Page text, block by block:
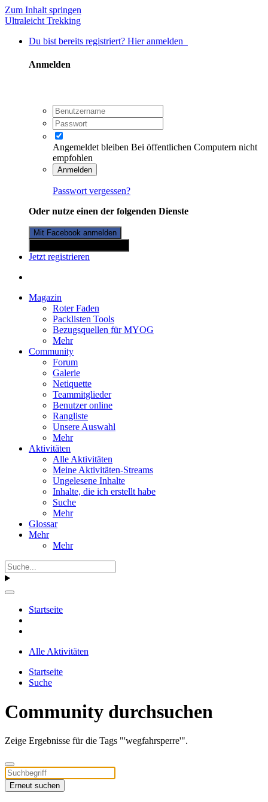
Zum Inhalt springen
Ultraleicht Trekking
Du bist bereits registriert? Hier anmelden
Anmelden
Angemeldet bleiben Bei öffentlichen Computern nicht
empfohlen
Anmelden
Passwort vergessen?
Oder nutze einen der folgenden Dienste
Mit Facebook anmelden
Jetzt registrieren
Magazin
Roter Faden
Packlisten Tools
Bezugsquellen für MYOG
Mehr
Community
Forum
Galerie
Netiquette
Teammitglieder
Benutzer online
Rangliste
Unsere Auswahl
Mehr
Aktivitäten
Alle Aktivitäten
Meine Aktivitäten-Streams
Ungelesene Inhalte
Inhalte, die ich erstellt habe
Suche
Mehr
Glossar
Mehr
Mehr
Startseite
Alle Aktivitäten
Startseite
Suche
Community durchsuchen
Zeige Ergebnisse für die Tags "'wegfahrsperre'".
Erneut suchen